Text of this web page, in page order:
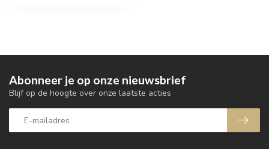
Abonneer je op onze nieuwsbrief
Blijf op de hoogte over onze laatste acties